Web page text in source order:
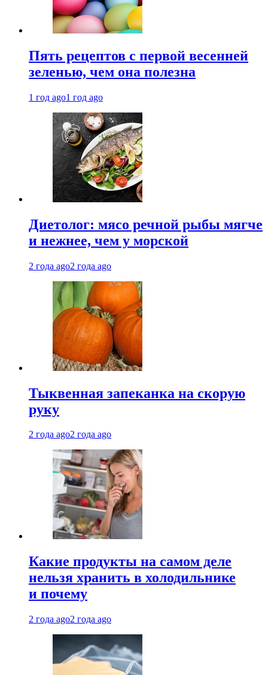
Пять рецептов с первой весенней
зеленью, чем она полезна
1 год ago1 год ago
Диетолог: мясо речной рыбы мягче
и нежнее, чем у морской
2 года ago2 года ago
Тыквенная запеканка на скорую
руку
2 года ago2 года ago
Какие продукты на самом деле
нельзя хранить в холодильнике
и почему
2 года ago2 года ago